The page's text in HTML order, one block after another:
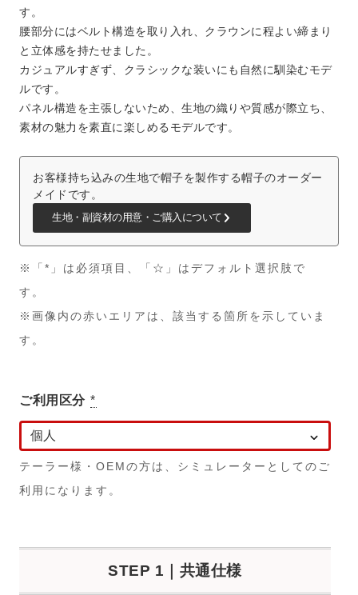
す。
腰部分にはベルト構造を取り入れ、クラウンに程よい締まり
と立体感を持たせました。
カジュアルすぎず、クラシックな装いにも自然に馴染むモデ
ルです。
パネル構造を主張しないため、生地の織りや質感が際立ち、
素材の魅力を素直に楽しめるモデルです。
お客様持ち込みの生地で帽子を製作する帽子のオーダー
メイドです。
生地・副資材の用意・ご購入について
※「*」は必須項目、「☆」はデフォルト選択肢で
す。
※画像内の赤いエリアは、該当する箇所を示していま
す。
ご利用区分 *
テーラー様・OEMの方は、シミュレーターとしてのご
利用になります。
STEP 1｜共通仕様